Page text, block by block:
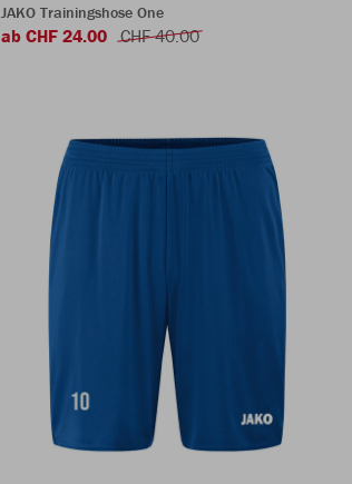
JAKO Trainingshose One
ab CHF 24.00 CHF 40.00